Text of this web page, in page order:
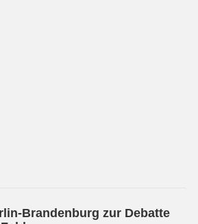
Brandenburg zur Debatte